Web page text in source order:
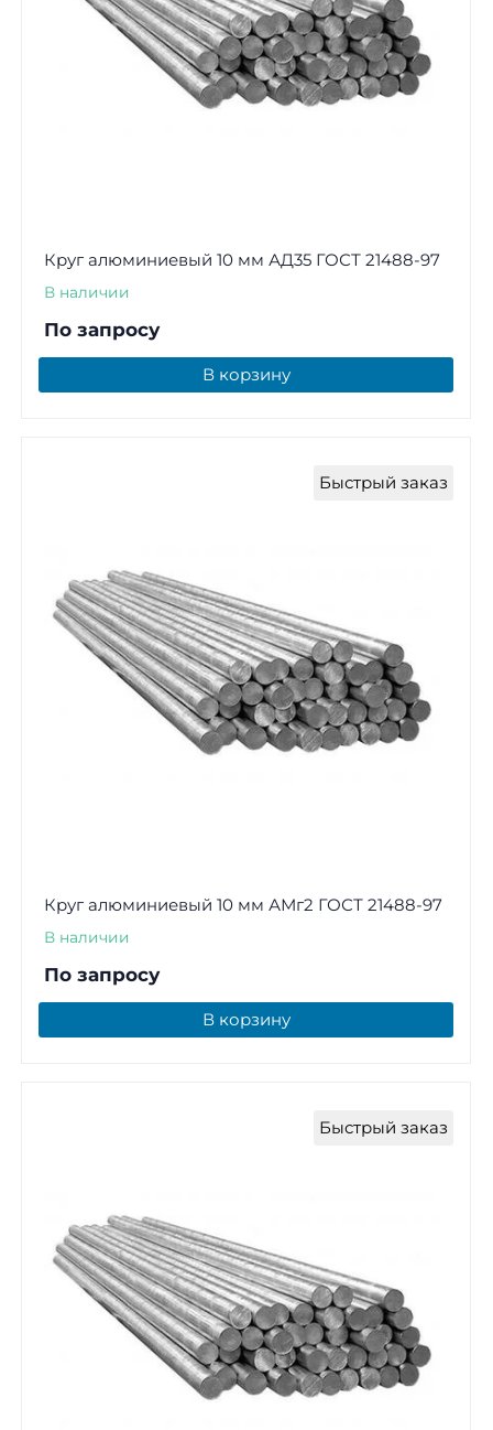
Круг алюминиевый 10 мм АД35 ГОСТ 21488-97
В наличии
По запросу
В корзину
Быстрый заказ
Круг алюминиевый 10 мм АМг2 ГОСТ 21488-97
В наличии
По запросу
В корзину
Быстрый заказ